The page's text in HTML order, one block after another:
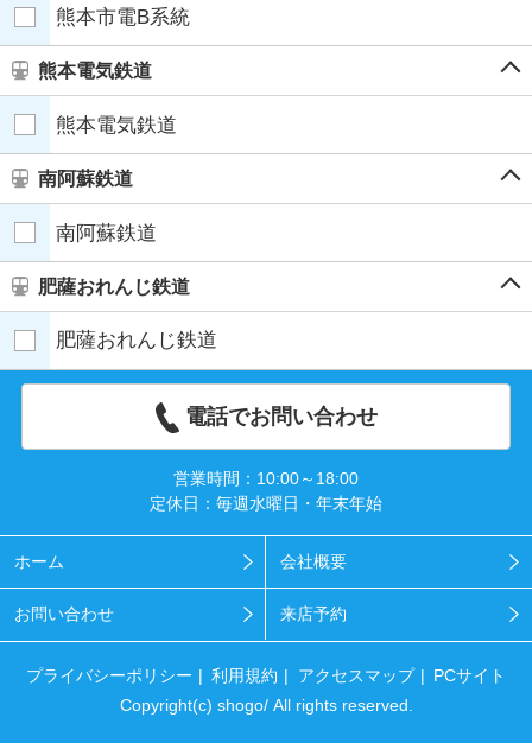
熊本市電B系統
熊本電気鉄道
熊本電気鉄道
南阿蘇鉄道
南阿蘇鉄道
肥薩おれんじ鉄道
肥薩おれんじ鉄道
電話でお問い合わせ
営業時間：10:00～18:00
定休日：毎週水曜日・年末年始
ホーム 会社概要
お問い合わせ 来店予約
プライバシーポリシー 利用規約 アクセスマップ
PCサイト
Copyright(c) shogo/ All rights reserved.